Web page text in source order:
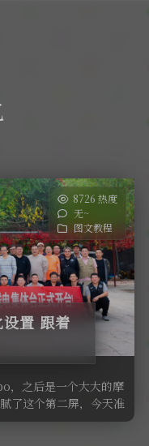
8726 热度
无~
图文教程
置 跟着
之后是一个大大的摩
了这个第二屏，今天准